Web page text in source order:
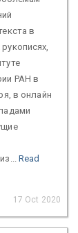
в
РАН в
в онлайн
Read
17 Oct 2020